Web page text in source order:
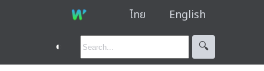
ไทย English
◐ 🔍︎